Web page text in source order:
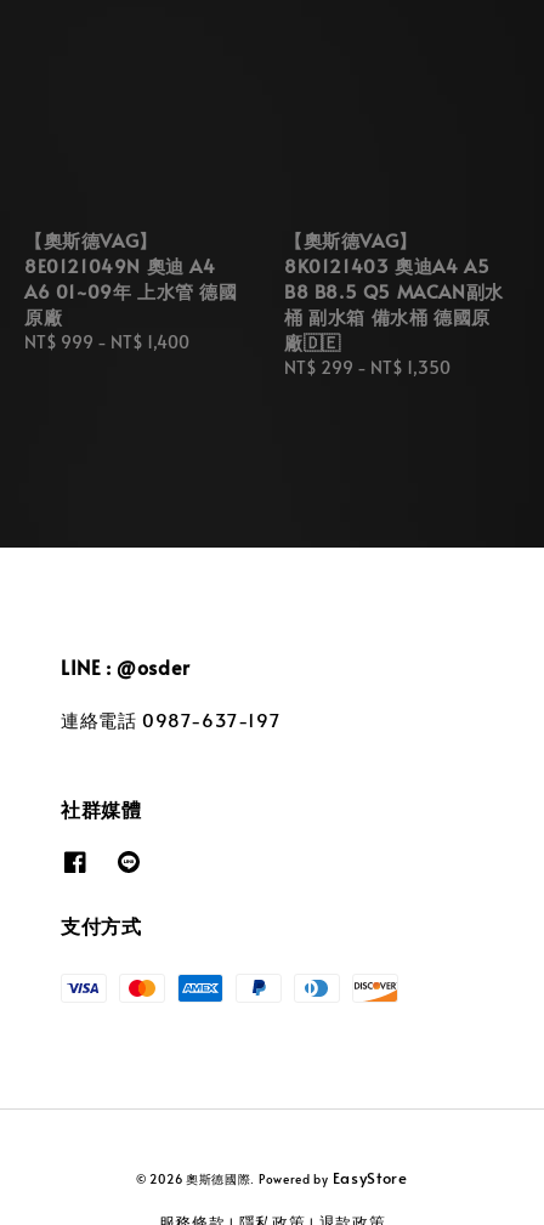
【奧斯德VAG】
8E0121049N 奧迪 A4
A6 01~09年 上水管 德國
原廠
Regular
NT$ 999 - NT$ 1,400
【奧斯德VAG】
8K0121403 奧迪A4 A5
B8 B8.5 Q5 MACAN副水
桶 副水箱 備水桶 德國原
廠🇩🇪
Regular
NT$ 299 - NT$ 1,350
LINE : @osder
連絡電話 0987-637-197
社群媒體
支付方式
© 2026 奧斯德國際. Powered by EasyStore